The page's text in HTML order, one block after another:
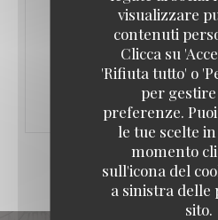
visualizzare
contenuti
Clicca su
'Rifiuta tutto' o
per
preferenze.
le tue scelte
momento
sull'icona del
a sinistra delle
sito.
LEGGI L'ARTICOLO
Bons Vivants -